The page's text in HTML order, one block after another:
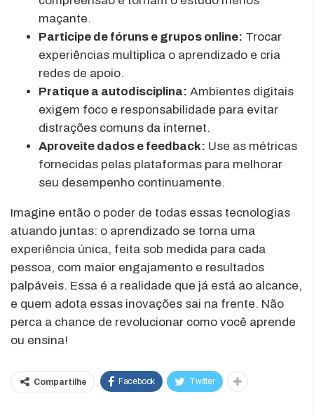
maçante.
Participe de fóruns e grupos online: Trocar
experiências multiplica o aprendizado e cria
redes de apoio.
Pratique a autodisciplina: Ambientes digitais
exigem foco e responsabilidade para evitar
distrações comuns da internet.
Aproveite dados e feedback: Use as métricas
fornecidas pelas plataformas para melhorar
seu desempenho continuamente.
Imagine então o poder de todas essas tecnologias
atuando juntas: o aprendizado se torna uma
experiência única, feita sob medida para cada
pessoa, com maior engajamento e resultados
palpáveis. Essa é a realidade que já está ao alcance,
e quem adota essas inovações sai na frente. Não
perca a chance de revolucionar como você aprende
ou ensina!
Compartilhe Facebook Twitter